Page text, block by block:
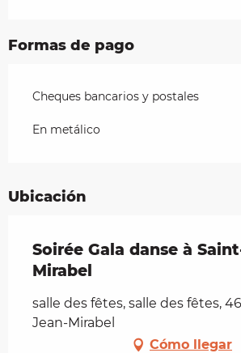
Formas de pago
Cheques bancarios y postales
En metálico
Ubicación
Soirée Gala danse à
Mirabel
salle des fêtes, salle des fêtes,
Jean-Mirabel
Cómo llegar